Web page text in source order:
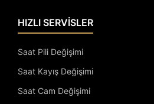
HIZLI SERVİSLER
Saat Pili Değişimi
Saat Kayış Değişimi
Saat Cam Değişimi